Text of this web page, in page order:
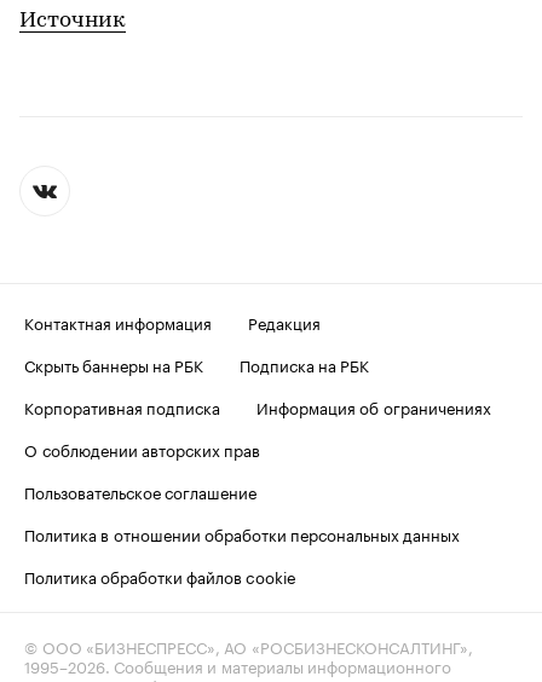
Источник
Контактная информация
Редакция
Скрыть баннеры на РБК
Подписка на РБК
Корпоративная подписка
Информация об ограничениях
О соблюдении авторских прав
Пользовательское соглашение
Политика в отношении обработки персональных данных
Политика обработки файлов cookie
© ООО «БИЗНЕСПРЕСС», АО «РОСБИЗНЕСКОНСАЛТИНГ»,
1995–2026 . Сообщения и материалы информационного